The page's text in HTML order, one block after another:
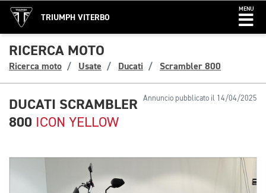
TRIUMPH VITERBO
MENU
RICERCA MOTO
Ricerca moto Usate Ducati Scrambler 800
Annuncio pubblicato il 14/04/2025
DUCATI SCRAMBLER
800
ICON YELLOW